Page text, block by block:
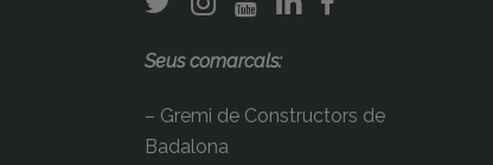
Seus comarcals:
– Gremi de Constructors de
Badalona